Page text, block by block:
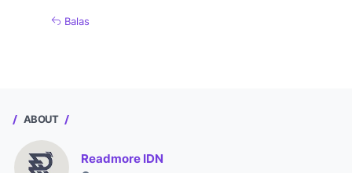
Balas
ABOUT
Readmore IDN